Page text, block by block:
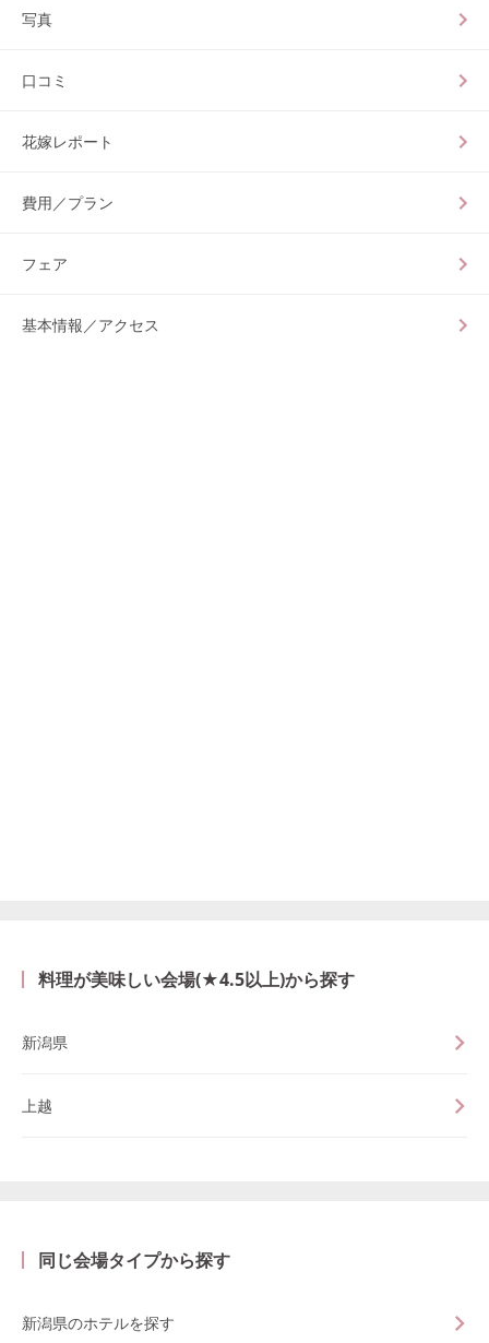
写真
口コミ
花嫁レポート
費用／プラン
フェア
基本情報／アクセス
料理が美味しい会場(★4.5以上)から探す
新潟県
上越
同じ会場タイプから探す
新潟県のホテルを探す